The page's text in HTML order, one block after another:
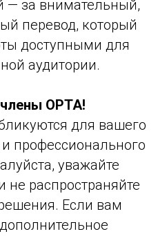
— за внимательный,
перевод, который
доступными для
аудитории.
ОРТА!
для вашего
профессионального
уважайте
не распространяйте
Если вам